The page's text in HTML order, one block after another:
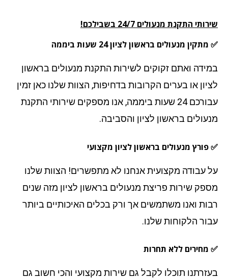
התקנת מנעולים 24/7 בשבילכם!
מנעולים בראשון לציון 24 שעות ביממה
ואתם זקוקים לשירות התקנת מנעולים בראשון
או בערים הקרובות בדחיפות, הצוות שלנו כאן זמין
עבורכם 24 שעות ביממה, אנו מספקים שירותי התקנת
בראשון לציון והסביבה.
מנעולים בראשון לציון מקצועי
עבודה מקצועית אנחנו לא מתפשרים! הצוות שלנו
שירות פריצת מנעולים בראשון לציון מזה שנים
ואנו משתמשים אך ורק בכלים האיכותיים ביותר
הלקוחות שלנו.
מחירים ללא תחרות
תוכלו לקבל גם שירות מקצועי והכי חשוב גם